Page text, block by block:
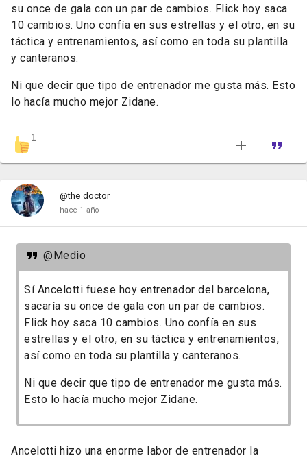
su once de gala con un par de cambios. Flick hoy saca
10 cambios. Uno confía en sus estrellas y el otro, en su
táctica y entrenamientos, así como en toda su plantilla
y canteranos.
Ni que decir que tipo de entrenador me gusta más. Esto
lo hacía mucho mejor Zidane.
1
@the doctor
hace 1 año
@Medio
Sí Ancelotti fuese hoy entrenador del barcelona,
sacaría su once de gala con un par de cambios.
Flick hoy saca 10 cambios. Uno confía en sus
estrellas y el otro, en su táctica y entrenamientos,
así como en toda su plantilla y canteranos.
Ni que decir que tipo de entrenador me gusta más.
Esto lo hacía mucho mejor Zidane.
Ancelotti hizo una enorme labor de entrenador la